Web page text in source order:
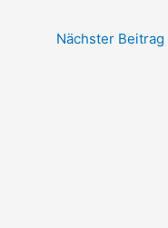
Nächster Beitrag